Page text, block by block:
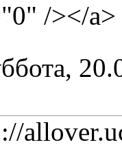
/></a>